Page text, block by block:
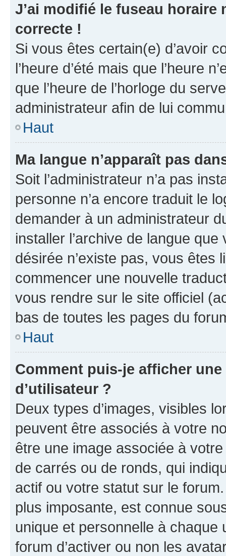
J’ai modifié le fuseau horaire
correcte !
Si vous êtes certain(e) d’avoir
l’heure d’été mais que l’heure
que l’heure de l’horloge du
administrateur afin de lui
Haut
Ma langue n’apparaît pas
Soit l’administrateur n’a pas
personne n’a encore traduit le
demander à un administrateur
installer l’archive de langue
désirée n’existe pas, vous êtes
commencer une nouvelle
vous rendre sur le site officiel
bas de toutes les pages du
Haut
Comment puis-je afficher
d’utilisateur ?
Deux types d’images, visibles
peuvent être associés à votre
être une image associée à
de carrés ou de ronds, qui
actif ou votre statut sur le
plus imposante, est connue
unique et personnelle à chaque
forum d’activer ou non les